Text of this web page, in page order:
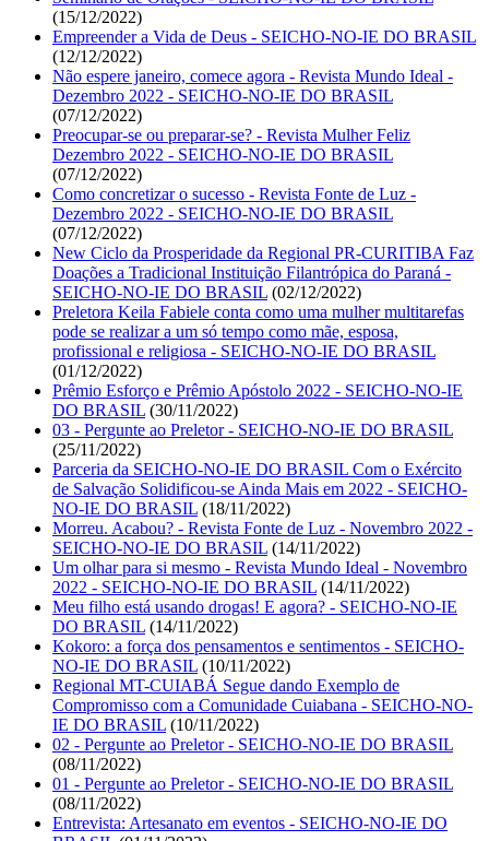
(15/12/2022)
Empreender a Vida de Deus - SEICHO-NO-IE DO BRASIL
(12/12/2022)
Não espere janeiro, comece agora - Revista Mundo Ideal -
Dezembro 2022 - SEICHO-NO-IE DO BRASIL
(07/12/2022)
Preocupar-se ou preparar-se? - Revista Mulher Feliz
Dezembro 2022 - SEICHO-NO-IE DO BRASIL
(07/12/2022)
Como concretizar o sucesso - Revista Fonte de Luz -
Dezembro 2022 - SEICHO-NO-IE DO BRASIL
(07/12/2022)
New Ciclo da Prosperidade da Regional PR-CURITIBA Faz
Doações a Tradicional Instituição Filantrópica do Paraná -
SEICHO-NO-IE DO BRASIL (02/12/2022)
Preletora Keila Fabiele conta como uma mulher multitarefas
pode se realizar a um só tempo como mãe, esposa,
profissional e religiosa - SEICHO-NO-IE DO BRASIL
(01/12/2022)
Prêmio Esforço e Prêmio Apóstolo 2022 - SEICHO-NO-IE
DO BRASIL (30/11/2022)
03 - Pergunte ao Preletor - SEICHO-NO-IE DO BRASIL
(25/11/2022)
Parceria da SEICHO-NO-IE DO BRASIL Com o Exército
de Salvação Solidificou-se Ainda Mais em 2022 - SEICHO-
NO-IE DO BRASIL (18/11/2022)
Morreu. Acabou? - Revista Fonte de Luz - Novembro 2022 -
SEICHO-NO-IE DO BRASIL (14/11/2022)
Um olhar para si mesmo - Revista Mundo Ideal - Novembro
2022 - SEICHO-NO-IE DO BRASIL (14/11/2022)
Meu filho está usando drogas! E agora? - SEICHO-NO-IE
DO BRASIL (14/11/2022)
Kokoro: a força dos pensamentos e sentimentos - SEICHO-
NO-IE DO BRASIL (10/11/2022)
Regional MT-CUIABÁ Segue dando Exemplo de
Compromisso com a Comunidade Cuiabana - SEICHO-NO-
IE DO BRASIL (10/11/2022)
02 - Pergunte ao Preletor - SEICHO-NO-IE DO BRASIL
(08/11/2022)
01 - Pergunte ao Preletor - SEICHO-NO-IE DO BRASIL
(08/11/2022)
Entrevista: Artesanato em eventos - SEICHO-NO-IE DO